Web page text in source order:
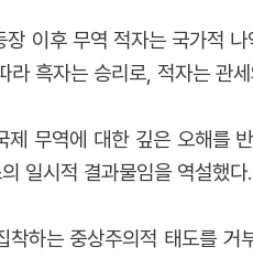
장 이후 무역 적자는 국가적
라 흑자는 승리로, 적자는 관
제 무역에 대한 깊은 오해를
일시적 결과물임을 역설했
착하는 중상주의적 태도를